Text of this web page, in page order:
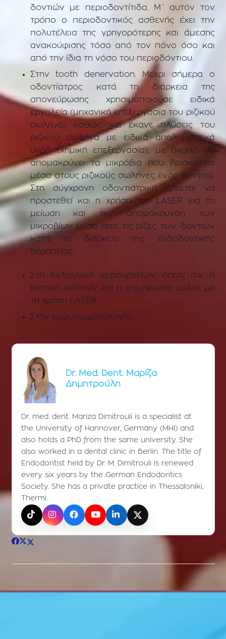
δοντιών με περιοδοντίτιδα. Μ΄ αυτόν τον
τρόπο ο περιοδοντικός ασθενής έχει την
πολυτέλεια της γρηγορότερης και άμεσης
ανακούφισης τόσο από τον πόνο όσο και
από την ίδια τη νόσο του περιοδόντιου.
Στην tooth denervation. Μέχρι σήμερα ο
οδοντίατρος κατά τη διάρκεια της
απονεύρωσης χρησιμοποιούσε ειδικά
εργαλεία (μηχανική επεξεργασία του ριζικού
σωλήνα) καθώς και έκανε πλύσεις του
ριζικού σωλήνα με ειδικά απολυμαντικά
υγρά (χημική επεξεργασία), με σκοπό να
απομακρύνει τα μικρόβια που βρίσκονται
μέσα στους ριζικούς σωλήνες ενός δοντιού.
Στη σύγχρονη οδοντιατρική έρχεται να
προστεθεί και η χρήση του LASER για τη
μείωση και την απομάκρυνση των
μικροβίων μέσα από τις ρίζες των δοντιών
κατά τη διάρκεια της ενδοδοντικής
θεραπείας.
Στη διεξαγωγή χειρουργείων, όπως π.χ. η
εκτομή χαλινών και η επιμήκυνση μύλης με
τη χρήση LASER.
Στην εμφυτευματολογία
Dr. Med. Dent. Μαρίζα
Δημητρούλη
Dr. med. dent. Mariza Dimitrouli is a specialist at
the University of Hannover, Germany (MHI) and
also holds a PhD from the same university. She
also worked in a dental clinic in Berlin. The title of
Endodontist held by Dr. M. Dimitrouli is renewed
every six years by the German Endodontics
Society. She has a private practice in Thessaloniki,
Thermi.
TikTokInstagramFacebookYouTubeLinkedInX (Twitter)